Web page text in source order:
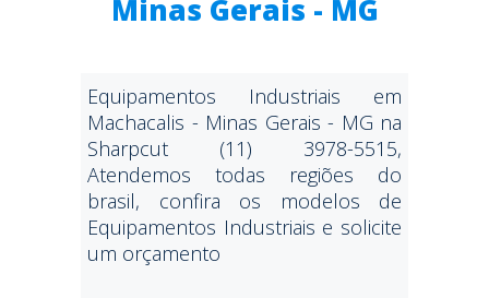
Minas Gerais - MG
Equipamentos Industriais em
Machacalis - Minas Gerais - MG na
Sharpcut (11) 3978-5515,
Atendemos todas regiões do
brasil, confira os modelos de
Equipamentos Industriais e solicite
um orçamento